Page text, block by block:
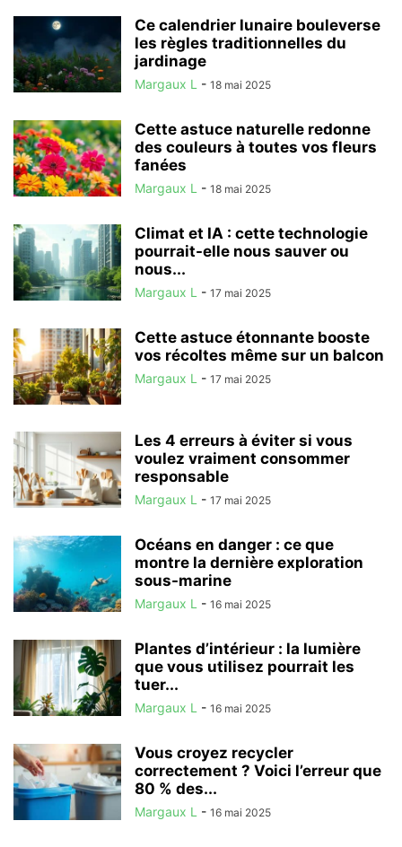
Ce calendrier lunaire bouleverse
les règles traditionnelles du
jardinage
Margaux L - 18 mai 2025
Cette astuce naturelle redonne
des couleurs à toutes vos fleurs
fanées
Margaux L - 18 mai 2025
Climat et IA : cette technologie
pourrait-elle nous sauver ou
nous...
Margaux L - 17 mai 2025
Cette astuce étonnante booste
vos récoltes même sur un balcon
Margaux L - 17 mai 2025
Les 4 erreurs à éviter si vous
voulez vraiment consommer
responsable
Margaux L - 17 mai 2025
Océans en danger : ce que
montre la dernière exploration
sous-marine
Margaux L - 16 mai 2025
Plantes d’intérieur : la lumière
que vous utilisez pourrait les
tuer...
Margaux L - 16 mai 2025
Vous croyez recycler
correctement ? Voici l’erreur que
80 % des...
Margaux L - 16 mai 2025